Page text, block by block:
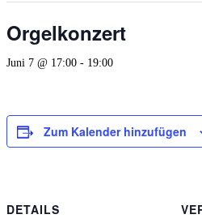
Orgelkonzert
Juni 7 @ 17:00 - 19:00
Zum Kalender hinzufügen
DETAILS